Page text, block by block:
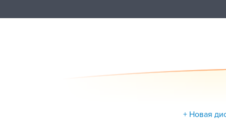
+ Новая